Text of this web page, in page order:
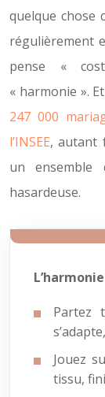
quelque chose
régulièrement
pense «
« harmonie ».
247 000
l’INSEE, autant
un ensemble
hasardeuse.
Partez
Jouez
tissu,